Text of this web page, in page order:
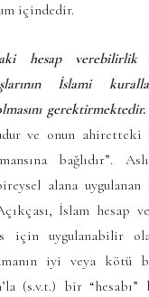
içindedir.
hesap
İslami
gerektirmektedir.
ve onun ahiretteki
bağlıdır”.
alana uygulanan
İslam
için uygulanabilir
iyi veya kötü
(s.v.t.) bir “hesabı”